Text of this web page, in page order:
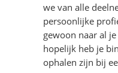
we van alle
persoonlijke
gewoon naar al
hopelijk heb je
ophalen zijn bij